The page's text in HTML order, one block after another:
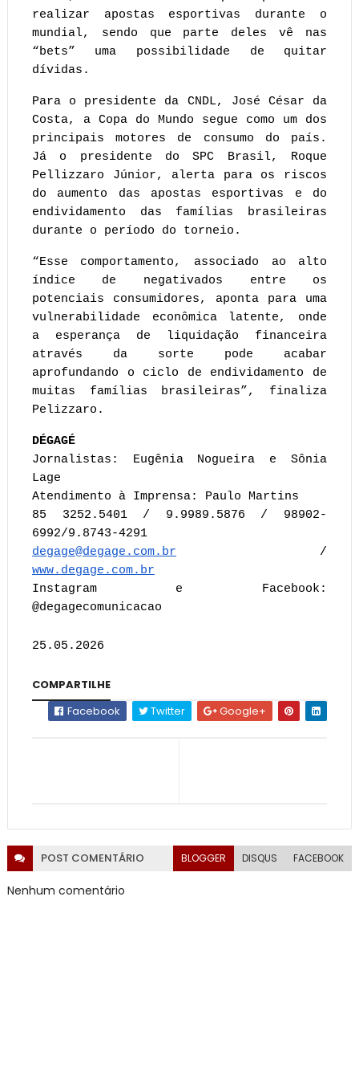
realizar apostas esportivas durante o
mundial, sendo que parte deles vê nas
“bets” uma possibilidade de quitar
dívidas.
Para o presidente da CNDL, José César da
Costa, a Copa do Mundo segue como um dos
principais motores de consumo do país.
Já o presidente do SPC Brasil, Roque
Pellizzaro Júnior, alerta para os riscos
do aumento das apostas esportivas e do
endividamento das famílias brasileiras
durante o período do torneio.
“Esse comportamento, associado ao alto
índice de negativados entre os
potenciais consumidores, aponta para uma
vulnerabilidade econômica latente, onde
a esperança de liquidação financeira
através da sorte pode acabar
aprofundando o ciclo de endividamento de
muitas famílias brasileiras”, finaliza
Pelizzaro.
DÉGAGÉ
Jornalistas: Eugênia Nogueira e Sônia
Lage
Atendimento à Imprensa: Paulo Martins
85 3252.5401 / 9.9989.5876 / 98902-
6992/9.8743-4291
degage@degage.com.br
www.degage.com.br
Instagram e Facebook:
@degagecomunicacao
25.05.2026
COMPARTILHE
Facebook
Twitter Google+
POST COMENTÁRIO BLOGGER DISQUS FACEBOOK
Nenhum comentário